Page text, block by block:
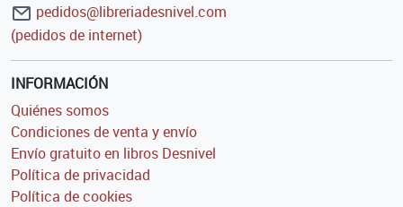
pedidos@libreriadesnivel.com
(pedidos de internet)
INFORMACIÓN
Quiénes somos
Condiciones de venta y envío
Envío gratuito en libros Desnivel
Política de privacidad
Política de cookies